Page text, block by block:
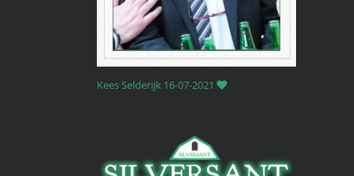
Kees Selderijk 16-07-2021